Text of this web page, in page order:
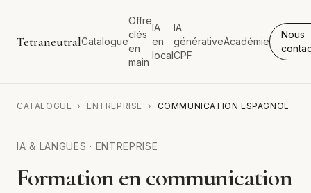
TetraneutralCatalogue
Offre
clés
en
main
IA
en
local
IA
générative
CPF
Académie
Nous
CATALOGUE › ENTREPRISE › COMMUNICATION ESPAGNOL
IA & LANGUES · ENTREPRISE
Formation en communication